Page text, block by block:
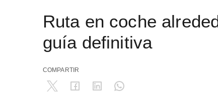
Ruta en coche
guía definitiva
COMPARTIR